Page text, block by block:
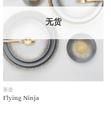
无货
茶壶
Flying Ninja